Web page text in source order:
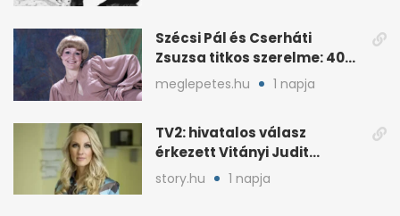
Szécsi Pál és Cserháti
Zsuzsa titkos szerelme: 40
év után derült ki
meglepetes.hu 1 napja
TV2: hivatalos válasz
érkezett Vitányi Judit
további szerepéről
story.hu 1 napja